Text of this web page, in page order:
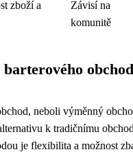
zboží a
Závisí na
komunitě
neboli výměnný
k tradičnímu
je flexibilita a možnost